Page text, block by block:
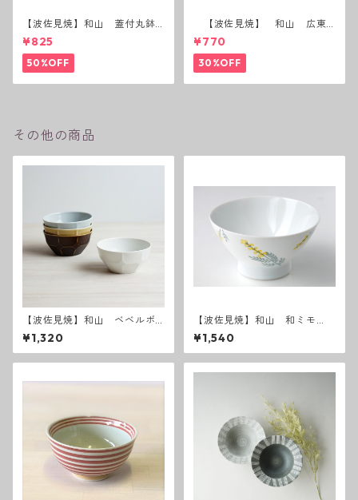
【波佐見焼】和山 蓋付丸鉢
(花絵)
¥825
50%OFF
【波佐見焼】 和山 広東
碗 二色ボーダー 全6パター
ン
¥770
30%OFF
その他の商品
【波佐見焼】和山 ベベルボ
ウル M
¥1,320
【波佐見焼】和山 和ミモ
ザ お茶碗
¥1,540